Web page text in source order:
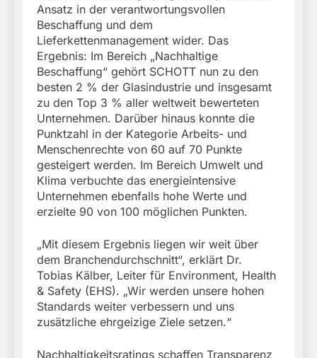
Ansatz in der verantwortungsvollen
Beschaffung und dem
Lieferkettenmanagement wider. Das
Ergebnis: Im Bereich „Nachhaltige
Beschaffung“ gehört SCHOTT nun zu den
besten 2 % der Glasindustrie und insgesamt
zu den Top 3 % aller weltweit bewerteten
Unternehmen. Darüber hinaus konnte die
Punktzahl in der Kategorie Arbeits- und
Menschenrechte von 60 auf 70 Punkte
gesteigert werden. Im Bereich Umwelt und
Klima verbuchte das energieintensive
Unternehmen ebenfalls hohe Werte und
erzielte 90 von 100 möglichen Punkten.
„Mit diesem Ergebnis liegen wir weit über
dem Branchendurchschnitt“, erklärt Dr.
Tobias Kälber, Leiter für Environment, Health
& Safety (EHS). „Wir werden unsere hohen
Standards weiter verbessern und uns
zusätzliche ehrgeizige Ziele setzen.“
Nachhaltigkeitsratings schaffen Transparenz